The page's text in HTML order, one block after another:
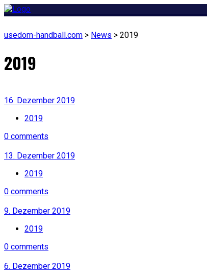
usedom-handball.com > News > 2019
2019
16. Dezember 2019
2019
0 comments
13. Dezember 2019
2019
0 comments
9. Dezember 2019
2019
0 comments
6. Dezember 2019